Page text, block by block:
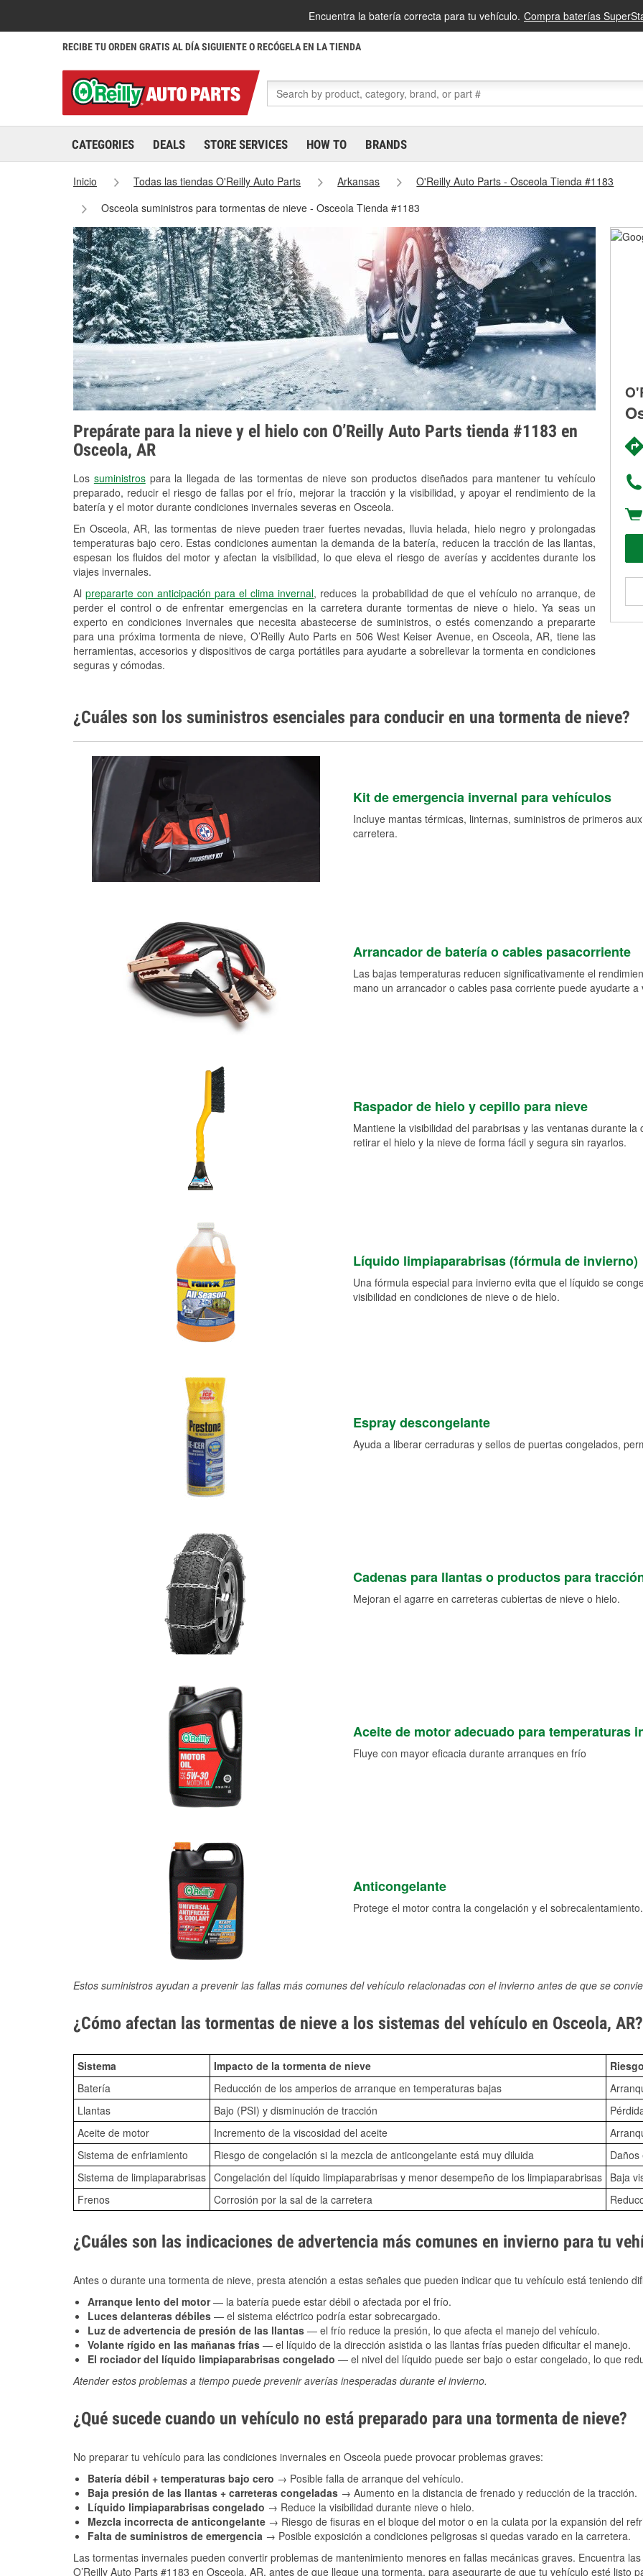
Encuentra la batería correcta para tu vehículo. Compra baterías
RECIBE TU ORDEN GRATIS AL DÍA SIGUIENTE O RECÓGELA EN LA TIENDA
CATEGORIES DEALS STORE SERVICES HOW TO BRANDS
Inicio Todas las tiendas O'Reilly Auto Parts Arkansas
O'Reilly Auto Parts - Osceola Tienda #1183
Osceola suministros para tormentas de nieve - Osceola Tienda #1183
Prepárate para la nieve y el hielo con O’Reilly Auto Parts tienda #1183 en
Osceola, AR
Los suministrospara la llegada de las tormentas de nieve son productos diseñados para mantener tu vehículo
preparado, reducir el riesgo de fallas por el frío, mejorar la tracción y la visibilidad, y apoyar el rendimiento de la
batería y el motor durante condiciones invernales severas en Osceola.
En Osceola, AR, las tormentas de nieve pueden traer fuertes nevadas, lluvia helada, hielo negro y prolongadas
temperaturas bajo cero. Estas condiciones aumentan la demanda de la batería, reducen la tracción de las llantas,
espesan los fluidos del motor y afectan la visibilidad, lo que eleva el riesgo de averías y accidentes durante los
viajes invernales.
Alprepararte con anticipación para el clima invernal, reduces la probabilidad de que el vehículo no arranque, de
perder el control o de enfrentar emergencias en la carretera durante tormentas de nieve o hielo. Ya seas un
experto en condiciones invernales que necesita abastecerse de suministros, o estés comenzando a prepararte
para una próxima tormenta de nieve, O’Reilly Auto Parts en 506 West Keiser Avenue, en Osceola, AR, tiene las
herramientas, accesorios y dispositivos de carga portátiles para ayudarte a sobrellevar la tormenta en condiciones
seguras y cómodas.
¿Cuáles son los suministros esenciales para conducir en una tormenta de nieve?
Kit de emergencia invernal para vehículos
Incluye mantas térmicas, linternas, suministros de primeros
carretera.
Arrancador de batería o cables pasacorriente
Las bajas temperaturas reducen significativamente el
mano un arrancador o cables pasa corriente puede ayudarte
Raspador de hielo y cepillo para nieve
Mantiene la visibilidad del parabrisas y las ventanas durante
retirar el hielo y la nieve de forma fácil y segura sin rayarlos.
Líquido limpiaparabrisas (fórmula de invierno)
Una fórmula especial para invierno evita que el líquido se
visibilidad en condiciones de nieve o de hielo.
Espray descongelante
Ayuda a liberar cerraduras y sellos de puertas congelados,
Cadenas para llantas o productos para
Mejoran el agarre en carreteras cubiertas de nieve o hielo.
Aceite de motor adecuado para temperaturas
Fluye con mayor eficacia durante arranques en frío
Anticongelante
Protege el motor contra la congelación y el sobrecalentamiento.
Estos suministros ayudan a prevenir las fallas más comunes del vehículo relacionadas con el invierno antes de que se
¿Cómo afectan las tormentas de nieve a los sistemas del vehículo en Osceola, AR?
Sistema Impacto de la tormenta de nieve
Batería
Reducción de los amperios de arranque en temperaturas bajas
Llantas
Bajo (PSI) y disminución de tracción
Aceite de motor
Incremento de la viscosidad del aceite
Sistema de enfriamiento
Riesgo de congelación si la mezcla de anticongelante está muy diluida
Sistema de limpiaparabrisas Congelación del líquido limpiaparabrisas y menor desempeño de los limpiaparabrisas Baja
Frenos
Corrosión por la sal de la carretera
¿Cuáles son las indicaciones de advertencia más comunes en invierno para tu
Antes o durante una tormenta de nieve, presta atención a estas señales que pueden indicar que tu vehículo está teniendo
Arranque lento del motor— la batería puede estar débil o afectada por el frío.
Luces delanteras débiles — el sistema eléctrico podría estar sobrecargado.
Luz de advertencia de presión de las llantas — el frío reduce la presión, lo que afecta el manejo del vehículo.
Volante rígido en las mañanas frías — el líquido de la dirección asistida o las llantas frías pueden dificultar el manejo.
El rociador del líquido limpiaparabrisas congelado — el nivel del líquido puede ser bajo o estar congelado, lo que
Atender estos problemas a tiempo puede prevenir averías inesperadas durante el invierno.
¿Qué sucede cuando un vehículo no está preparado para una tormenta de nieve?
No preparar tu vehículo para las condiciones invernales en Osceola puede provocar problemas graves:
Batería débil + temperaturas bajo cero → Posible falla de arranque del vehículo.
Baja presión de las llantas + carreteras congeladas → Aumento en la distancia de frenado y reducción de la tracción.
Líquido limpiaparabrisas congelado → Reduce la visibilidad durante nieve o hielo.
Mezcla incorrecta de anticongelante → Riesgo de fisuras en el bloque del motor o en la culata por la expansión del
Falta de suministros de emergencia → Posible exposición a condiciones peligrosas si quedas varado en la carretera.
Las tormentas invernales pueden convertir problemas de mantenimiento menores en fallas mecánicas graves. Encuentra
O’Reilly Auto Parts #1183 en Osceola, AR, antes de que llegue una tormenta, para asegurarte de que tu vehículo esté listo